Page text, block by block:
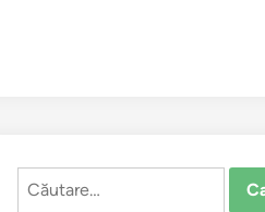
Caută